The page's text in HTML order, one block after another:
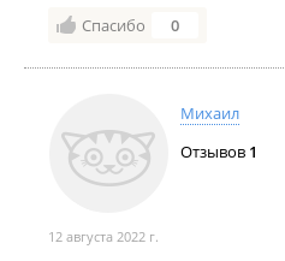
Спасибо 0
Михаил
Отзывов 1
12 августа 2022 г.